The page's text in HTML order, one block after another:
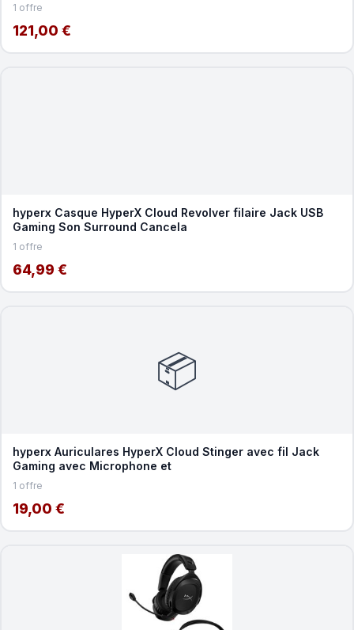
1 offre
121,00 €
hyperx Casque HyperX Cloud Revolver filaire Jack USB
Gaming Son Surround Cancela
1 offre
64,99 €
📦
hyperx Auriculares HyperX Cloud Stinger avec fil Jack
Gaming avec Microphone et
1 offre
19,00 €